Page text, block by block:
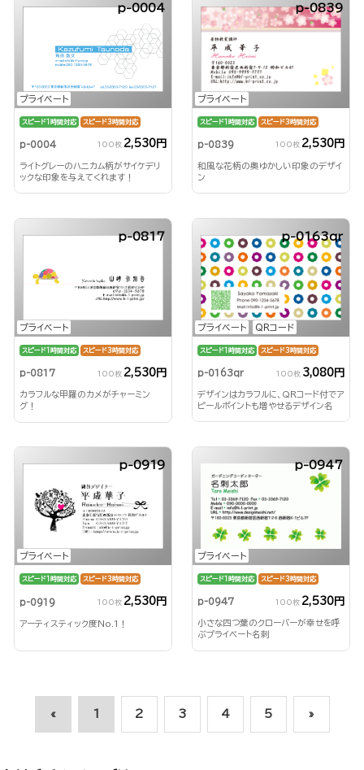
プライベート
p-0004
スピード1時間対応 スピード3時間対応
p-0004 100枚 2,530円
ライトグレーのハニカム柄がサイケデリ
ックな印象を与えてくれます！
プライベート
p-0839
スピード1時間対応 スピード3時間対応
p-0839 100枚 2,530円
和風な花柄の奥ゆかしい印象のデザイ
ン
プライベート
p-0817
スピード1時間対応 スピード3時間対応
p-0817 100枚 2,530円
カラフルな甲羅のカメがチャーミン
グ！
プライベート QRコード
p-0163qr
スピード1時間対応 スピード3時間対応
p-0163qr 100枚 3,080円
デザインはカラフルに、QRコード付でア
ピールポイントも増やせるデザイン名
プライベート
p-0919
スピード1時間対応 スピード3時間対応
p-0919 100枚 2,530円
アーティスティック度No.1！
プライベート
p-0947
スピード1時間対応 スピード3時間対応
p-0947 100枚 2,530円
小さな四つ葉のクローバーが幸せを呼
ぶプライベート名刺
« 1 2 3 4 5 »